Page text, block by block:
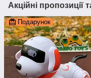
Акційні пропозиції
Подарунок